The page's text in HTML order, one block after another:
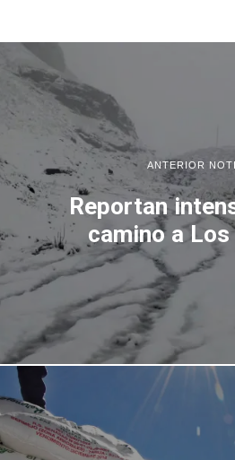
ANTERIOR
Reportan
camino a Los